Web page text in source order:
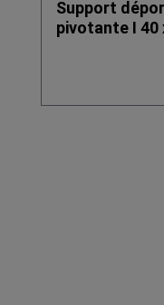
Support
pivotante I 40